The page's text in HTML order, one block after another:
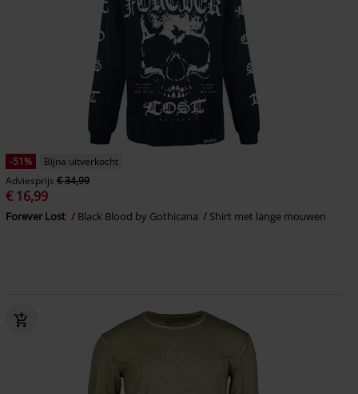
-51%
Bijna uitverkocht
Adviesprijs € 34,99
€ 16,99
Forever Lost Black Blood by Gothicana Shirt met lange mouwen